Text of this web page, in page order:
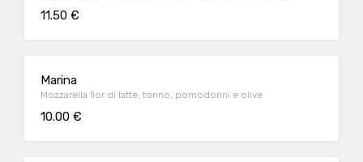
11.50 €
Marina
Mozzarella fior di latte, tonno, pomodorini e olive
10.00 €